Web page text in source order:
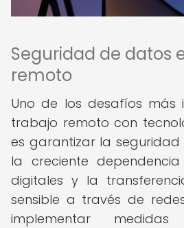
Seguridad de datos
remoto
Uno de los desafíos más
trabajo remoto con
es garantizar la
la creciente
digitales y la
sensible a través de
implementar